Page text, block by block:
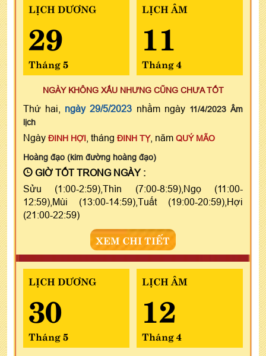
LỊCH DƯƠNG
29
Tháng 5
LỊCH ÂM
11
Tháng 4
NGÀY KHÔNG XẤU NHƯNG CŨNG CHƯA TỐT
Thứ hai, ngày 29/5/2023 nhằm ngày 11/4/2023 Âm
lịch
Ngày ĐINH HỢI , tháng ĐINH TỴ, năm QUÝ MÃO
Hoàng đạo (kim đường hoàng đạo)
GIỜ TỐT TRONG NGÀY :
Sửu (1:00-2:59),Thìn (7:00-8:59),Ngọ (11:00-
12:59),Mùi (13:00-14:59),Tuất (19:00-20:59),Hợi
(21:00-22:59)
XEM CHI TIẾT
LỊCH DƯƠNG
30
Tháng 5
LỊCH ÂM
12
Tháng 4